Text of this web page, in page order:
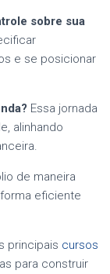
sobre sua
e se posicionar
Essa jornada
alinhando
de maneira
eficiente
principais cursos
para construir